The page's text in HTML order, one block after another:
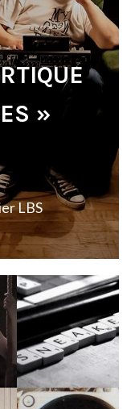
»
LBS